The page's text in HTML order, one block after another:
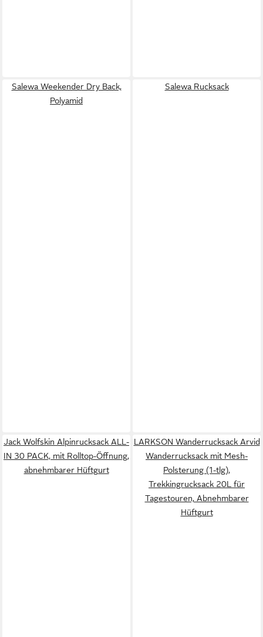
Salewa Weekender Dry Back,
Polyamid
Salewa Rucksack
Jack Wolfskin Alpinrucksack ALL-
IN 30 PACK, mit Rolltop-Öffnung,
abnehmbarer Hüftgurt
LARKSON Wanderrucksack Arvid
Wanderrucksack mit Mesh-
Polsterung (1-tlg),
Trekkingrucksack 20L für
Tagestouren, Abnehmbarer
Hüftgurt